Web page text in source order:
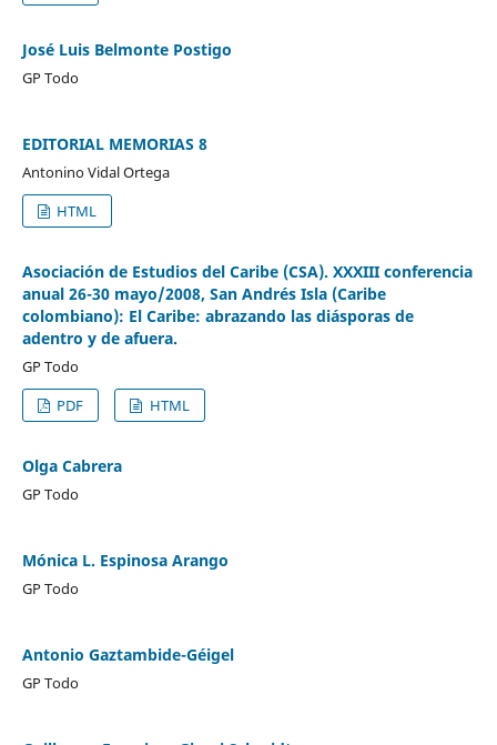
José Luis Belmonte Postigo
GP Todo
EDITORIAL MEMORIAS 8
Antonino Vidal Ortega
HTML
Asociación de Estudios del Caribe (CSA). XXXIII conferencia
anual 26-30 mayo/2008, San Andrés Isla (Caribe
colombiano): El Caribe: abrazando las diásporas de
adentro y de afuera.
GP Todo
PDF
HTML
Olga Cabrera
GP Todo
Mónica L. Espinosa Arango
GP Todo
Antonio Gaztambide-Géigel
GP Todo